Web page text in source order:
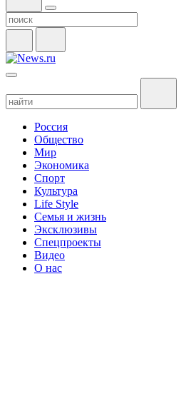
Россия
Общество
Мир
Экономика
Спорт
Культура
Life Style
Семья и жизнь
Эксклюзивы
Спецпроекты
Видео
О нас